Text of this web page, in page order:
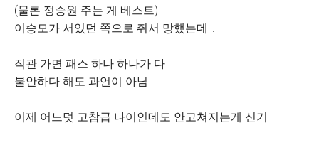
(물론 정승원 주는 게 베스트)
이승모가 서있던 쪽으로 줘서 망했는데...
직관 가면 패스 하나 하나가 다
불안하다 해도 과언이 아님...
이제 어느덧 고참급 나이인데도 안고쳐지는게 신기